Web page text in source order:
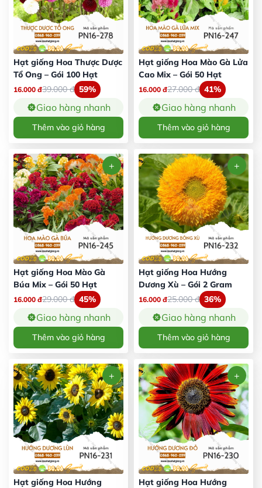
Hạt giống Hoa Thược Dược
Tổ Ong – Gói 100 Hạt
16.000 đ39.000đ 59%
Giao hàng nhanh
Thêm vào giỏ hàng
Hạt giống Hoa Mào Gà Lửa
Cao Mix – Gói 50 Hạt
16.000 đ27.000đ 41%
Giao hàng nhanh
Thêm vào giỏ hàng
Hạt giống Hoa Mào Gà
Búa Mix – Gói 50 Hạt
16.000 đ29.000đ 45%
Giao hàng nhanh
Thêm vào giỏ hàng
Hạt giống Hoa Hướng
Dương Xù – Gói 2 Gram
16.000 đ25.000đ 36%
Giao hàng nhanh
Thêm vào giỏ hàng
Hạt giống Hoa Hướng
Hạt giống Hoa Hướng